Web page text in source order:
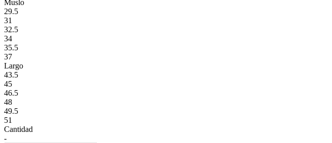
Muslo
29.5
31
32.5
34
35.5
37
Largo
43.5
45
46.5
48
49.5
51
Cantidad
-